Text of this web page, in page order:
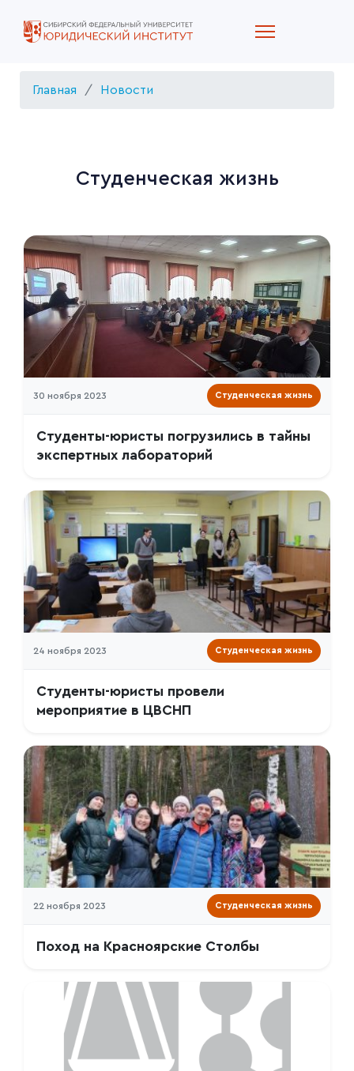
Главная Новости
Студенческая жизнь
30 ноября 2023 Студенческая жизнь
Студенты-юристы погрузились в тайны
экспертных лабораторий
24 ноября 2023 Студенческая жизнь
Студенты-юристы провели
мероприятие в ЦВСНП
22 ноября 2023 Студенческая жизнь
Поход на Красноярские Столбы